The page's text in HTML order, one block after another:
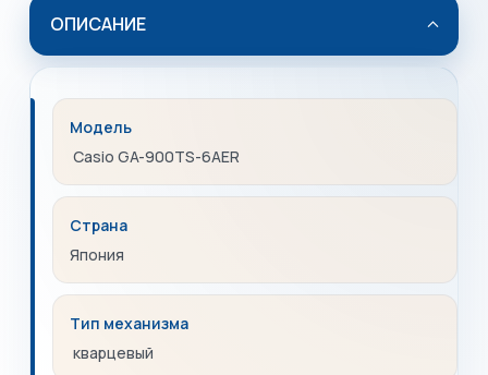
ОПИСАНИЕ
Модель
Casio GA-900TS-6AER
Страна
Япония
Тип механизма
кварцевый